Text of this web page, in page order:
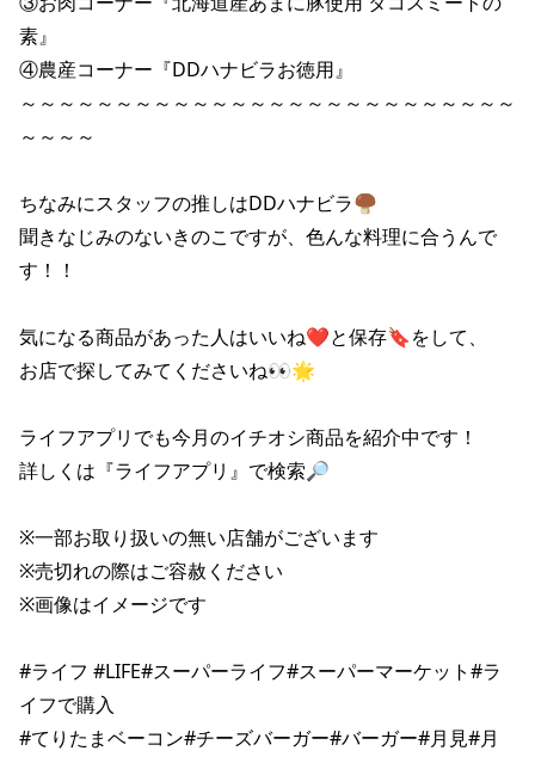
素』
④農産コーナー『DDハナビラお徳用』
～～～～～～～～～～～～～～～～～～～～～～～～～～
～～～～
ちなみにスタッフの推しはDDハナビラ🍄‍🟫
聞きなじみのないきのこですが、色んな料理に合うんで
す！！
気になる商品があった人はいいね❤と保存🔖をして、
お店で探してみてくださいね👀🌟
ライフアプリでも今月のイチオシ商品を紹介中です！
詳しくは『ライフアプリ』で検索🔎
※一部お取り扱いの無い店舗がございます
※売切れの際はご容赦ください
※画像はイメージです
#ライフ #LIFE#スーパーライフ#スーパーマーケット#ラ
イフで購入
#てりたまベーコン#チーズバーガー#バーガー#月見#月